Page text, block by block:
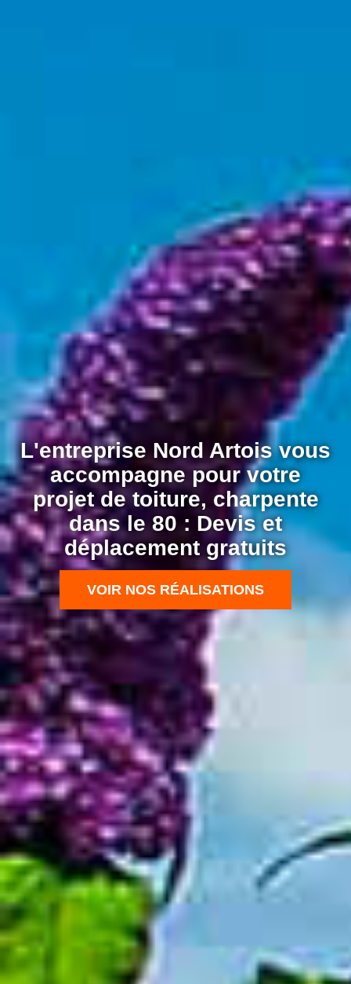
L'entreprise Nord Artois vous
accompagne pour votre
projet de toiture, charpente
dans le 80 : Devis et
déplacement gratuits
VOIR NOS RÉALISATIONS